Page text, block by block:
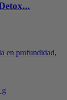
en profundidad,